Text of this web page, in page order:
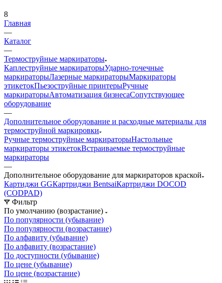
8
Главная
—
Каталог
—
Термоструйные маркираторы
Каплеструйные маркираторыУдарно-точечные
маркираторыЛазерные маркираторыМаркираторы
этикетокПьезоструйные принтерыРучные
маркираторыАвтоматизация бизнесаСопутствующее
оборудование
—
Дополнительное оборудование и расходные материалы для
термоструйной маркировки
Ручные термоструйные маркираторыНастольные
маркираторы этикетокВстраиваемые термоструйные
маркираторы
—
Дополнительное оборудование для маркираторов краской
Картиджи GGКартриджи BentsaiКартриджи DOCOD
(CODPAD)
Фильтр
По умолчанию (возрастание)
По популярности (убывание)
По популярности (возрастание)
По алфавиту (убывание)
По алфавиту (возрастание)
По доступности (убывание)
По цене (убывание)
По цене (возрастание)